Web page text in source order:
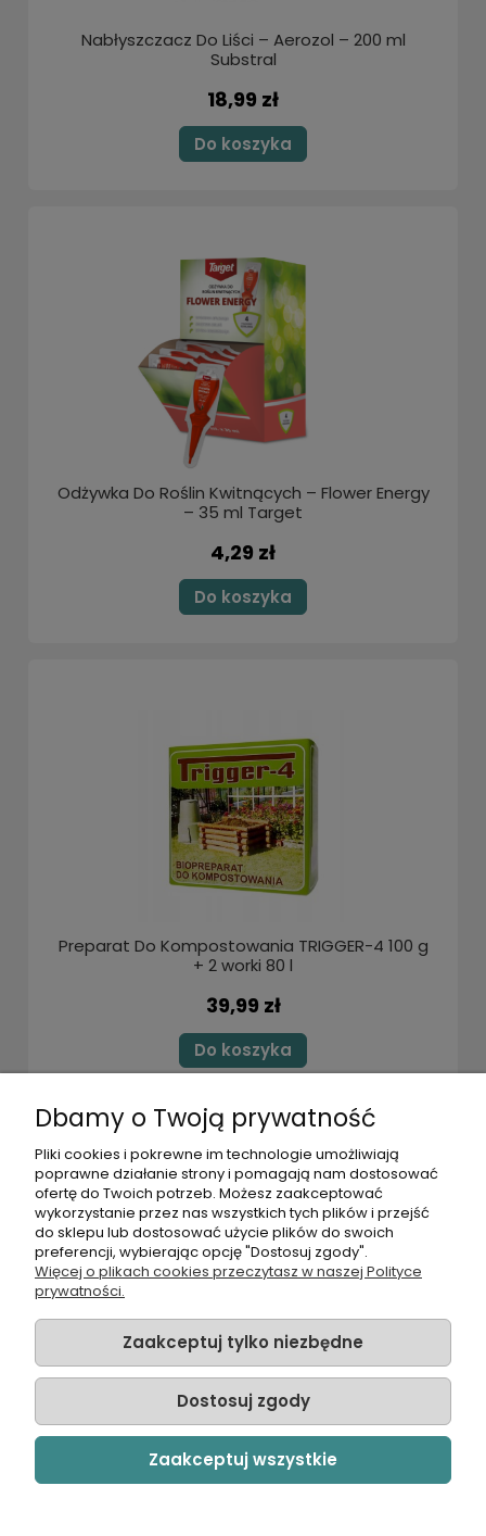
Nabłyszczacz Do Liści – Aerozol – 200 ml
Substral
18,99 zł
Do koszyka
Odżywka Do Roślin Kwitnących – Flower Energy
– 35 ml Target
4,29 zł
Do koszyka
Preparat Do Kompostowania TRIGGER-4 100 g
+ 2 worki 80 l
39,99 zł
Do koszyka
POMOC
MOJE KONTO
PŁATNOŚCI I DOSTAWA
O NAS
© Sklep Ogrodniczy Kasia.in | realizacja:ROZWOJOWI.com
Dbamy o Twoją prywatność
Pliki cookies i pokrewne im technologie umożliwiają
poprawne działanie strony i pomagają nam dostosować
ofertę do Twoich potrzeb. Możesz zaakceptować
wykorzystanie przez nas wszystkich tych plików i przejść
do sklepu lub dostosować użycie plików do swoich
preferencji, wybierając opcję "Dostosuj zgody".
Więcej o plikach cookies przeczytasz w naszej Polityce
prywatności.
Zaakceptuj tylko niezbędne
Dostosuj zgody
Zaakceptuj wszystkie